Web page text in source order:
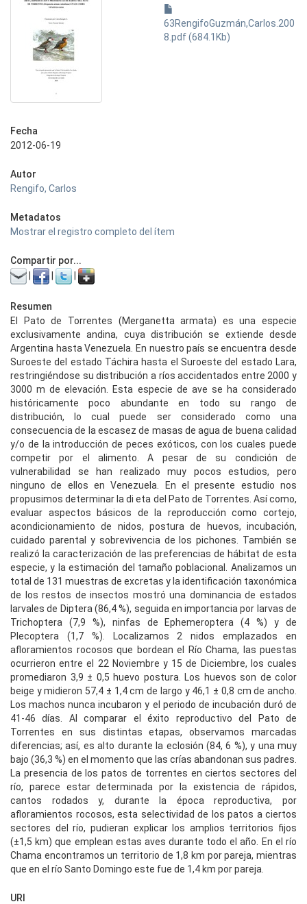
63RengifoGuzmán,Carlos.200
8.pdf (684.1Kb)
Fecha
2012-06-19
Autor
Rengifo, Carlos
Metadatos
Mostrar el registro completo del ítem
Compartir por...
Resumen
El Pato de Torrentes (Merganetta armata) es una especie
exclusivamente andina, cuya distribución se extiende desde
Argentina hasta Venezuela. En nuestro país se encuentra desde
Suroeste del estado Táchira hasta el Suroeste del estado Lara,
restringiéndose su distribución a ríos accidentados entre 2000 y
3000 m de elevación. Esta especie de ave se ha considerado
históricamente poco abundante en todo su rango de
distribución, lo cual puede ser considerado como una
consecuencia de la escasez de masas de agua de buena calidad
y/o de la introducción de peces exóticos, con los cuales puede
competir por el alimento. A pesar de su condición de
vulnerabilidad se han realizado muy pocos estudios, pero
ninguno de ellos en Venezuela. En el presente estudio nos
propusimos determinar la di eta del Pato de Torrentes. Así como,
evaluar aspectos básicos de la reproducción como cortejo,
acondicionamiento de nidos, postura de huevos, incubación,
cuidado parental y sobrevivencia de los pichones. También se
realizó la caracterización de las preferencias de hábitat de esta
especie, y la estimación del tamaño poblacional. Analizamos un
total de 131 muestras de excretas y la identificación taxonómica
de los restos de insectos mostró una dominancia de estados
larvales de Diptera (86,4 %), seguida en importancia por larvas de
Trichoptera (7,9 %), ninfas de Ephemeroptera (4 %) y de
Plecoptera (1,7 %). Localizamos 2 nidos emplazados en
afloramientos rocosos que bordean el Río Chama, las puestas
ocurrieron entre el 22 Noviembre y 15 de Diciembre, los cuales
promediaron 3,9 ± 0,5 huevo postura. Los huevos son de color
beige y midieron 57,4 ± 1,4 cm de largo y 46,1 ± 0,8 cm de ancho.
Los machos nunca incubaron y el periodo de incubación duró de
41-46 días. Al comparar el éxito reproductivo del Pato de
Torrentes en sus distintas etapas, observamos marcadas
diferencias; así, es alto durante la eclosión (84, 6 %), y una muy
bajo (36,3 %) en el momento que las crías abandonan sus padres.
La presencia de los patos de torrentes en ciertos sectores del
río, parece estar determinada por la existencia de rápidos,
cantos rodados y, durante la época reproductiva, por
afloramientos rocosos, esta selectividad de los patos a ciertos
sectores del río, pudieran explicar los amplios territorios fijos
(±1,5 km) que emplean estas aves durante todo el año. En el río
Chama encontramos un territorio de 1,8 km por pareja, mientras
que en el río Santo Domingo este fue de 1,4 km por pareja.
URI